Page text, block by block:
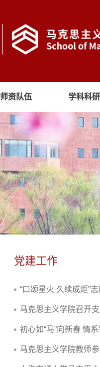
师资队伍 学科科研
党建工作
“口颂星火 久续成炬”
马克思主义学院召开
初心如“马”向新春 情
马克思主义学院教师